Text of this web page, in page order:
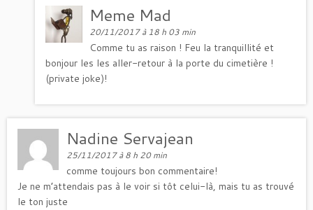
Meme Mad
20/11/2017 à 18 h 03 min
Comme tu as raison ! Feu la tranquillité et
bonjour les les aller-retour à la porte du cimetière !
(private joke)!
Nadine Servajean
25/11/2017 à 8 h 20 min
comme toujours bon commentaire!
Je ne m’attendais pas à le voir si tôt celui-là, mais tu as trouvé
le ton juste